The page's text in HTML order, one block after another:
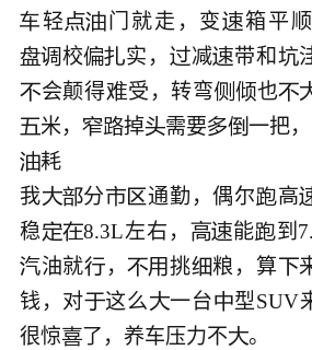
 轻门就走，变箱平
校实， 减带和 
会颠得受，转弯 也
米， 掉需要一把
耗﻿
我分 通勤，偶尔高
稳8.3L左右， 能到
油就 ， 挑粮，算 
钱，对这么一台型SUV
很惊了，养车压力不。﻿